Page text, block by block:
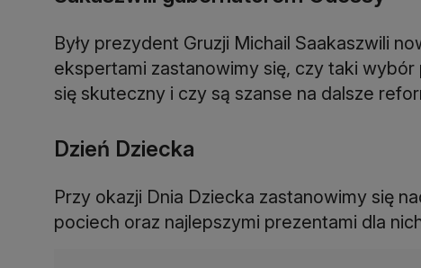
Były prezydent Gruzji Michail Saakaszwili
ekspertami zastanowimy się, czy taki
się skuteczny i czy są szanse na dalsze
Dzień Dziecka
Przy okazji Dnia Dziecka zastanowimy się
pociech oraz najlepszymi prezentami dla